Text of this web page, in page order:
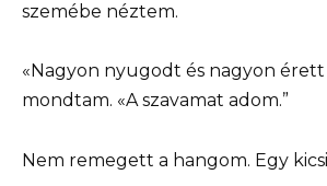
szemébe néztem.
«Nagyon nyugodt és nagyon
mondtam. «A szavamat adom.”
Nem remegett a hangom. Egy